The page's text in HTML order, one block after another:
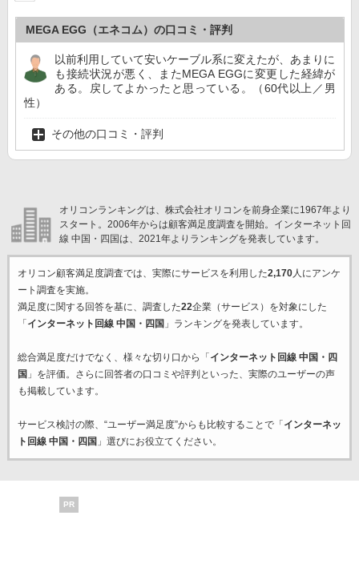
MEGA EGG（エネコム）の口コミ・評判
以前利用していて安いケーブル系に変えたが、あまりに
も接続状況が悪く、またMEGA EGGに変更した経緯が
ある。戻してよかったと思っている。（60代以上／男
性）
その他の口コミ・評判
オリコンランキングは、株式会社オリコンを前身企業に1967年より
スタート。2006年からは顧客満足度調査を開始。インターネット回
線 中国・四国は、2021年よりランキングを発表しています。
オリコン顧客満足度調査では、実際にサービスを利用した2,170人にアンケ
ート調査を実施。
満足度に関する回答を基に、調査した22企業（サービス）を対象にした
「 インターネット回線 中国・四国 」ランキングを発表しています。
総合満足度だけでなく、様々な切り口から「 インターネット回線 中国・四
国 」を評価。さらに回答者の口コミや評判といった、実際のユーザーの声
も掲載しています。
サービス検討の際、“ユーザー満足度”からも比較することで「 インターネッ
ト回線 中国・四国 」選びにお役立てください。
PR